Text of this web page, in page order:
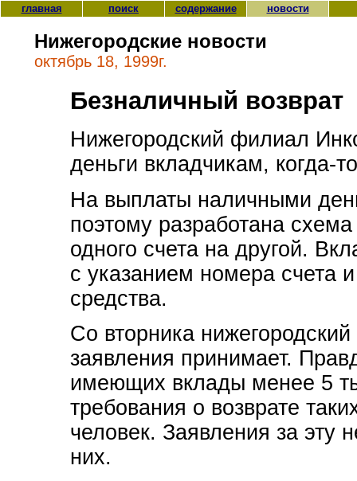
главная поиск содержание новости
Нижегородские новости
октябрь 18, 1999г.
Безналичный возврат
Нижегородский филиал
деньги вкладчикам, когда-
На выплаты наличными
поэтому разработана
одного счета на другой.
с указанием номера счета
средства.
Со вторника
заявления принимает.
имеющих вклады менее 5
требования о возврате
человек. Заявления за эту
них.